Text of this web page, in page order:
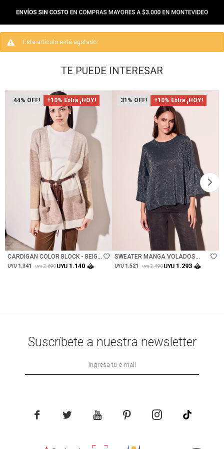
Este artículo está agotado.
TE PUEDE INTERESAR
44 +10% Extra ¡HOY!
CARDIGAN COLOR BLOCK - BEIGE
MELANGE
UYU 1.341 UYU 2.690UYU 1.140
31 +10% Extra ¡HOY!
SWEATER MANGA VOLADOS
LUREX - PETROLEO
UYU 1.521 UYU 2.490UYU 1.293
Suscríbete a nuestra newsletter
    